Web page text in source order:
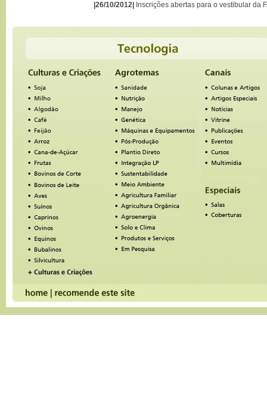
|26/10/2012| Inscrições abertas para o vestibular da